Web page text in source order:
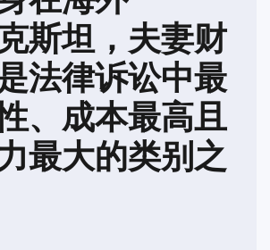
斯坦，夫妻财
法律诉讼中最
、成本最高且
最大的类别之